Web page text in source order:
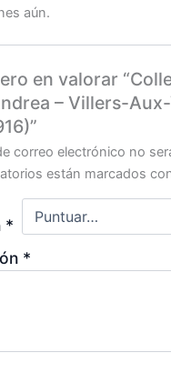
aún.
en valorar
– Villers-
correo electrónico no
están marcados
*
*